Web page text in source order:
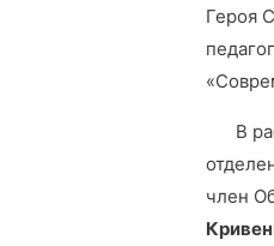
Героя
В
член